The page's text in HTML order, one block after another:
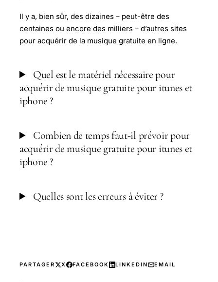
Il y a, bien sûr, des dizaines – peut-être des
centaines ou encore des milliers – d’autres sites
pour acquérir de la musique gratuite en ligne.
Quel est le matériel nécessaire pour
acquérir de musique gratuite pour itunes et
iphone ?
Combien de temps faut-il prévoir pour
acquérir de musique gratuite pour itunes et
iphone ?
Quelles sont les erreurs à éviter ?
PARTAGER X FACEBOOK LINKEDIN EMAIL